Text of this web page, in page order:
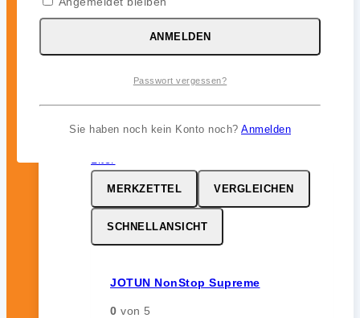
zuverlässigen Bewuchsschutz (bis zu
12 Monate) im Unterwasserbereich.
inkl. 19 % MwSt.
MERKZETTEL VERGLEICHEN
SCHNELLANSICHT
JOTUN NonStop Supreme
0 von 5
ANMELDEN
Passwort vergessen?
Sie haben noch kein Konto noch? Anmelden